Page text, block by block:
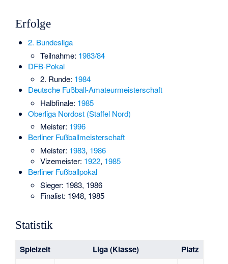
Erfolge
2. Bundesliga
Teilnahme: 1983/84
DFB-Pokal
2. Runde: 1984
Deutsche Fußball-Amateurmeisterschaft
Halbfinale: 1985
Oberliga Nordost (Staffel Nord)
Meister: 1996
Berliner Fußballmeisterschaft
Meister: 1983, 1986
Vizemeister: 1922, 1985
Berliner Fußballpokal
Sieger: 1983, 1986
Finalist: 1948, 1985
Statistik
Spielzeit Liga (Klasse) Platz